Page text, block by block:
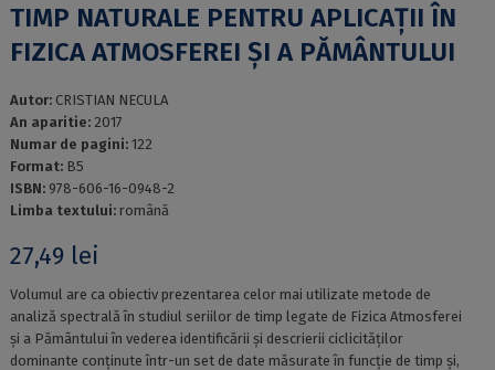
TIMP NATURALE PENTRU APLICAŢII ÎN
FIZICA ATMOSFEREI ŞI A PĂMÂNTULUI
Autor: CRISTIAN NECULA
An aparitie: 2017
Numar de pagini: 122
Format: B5
ISBN: 978-606-16-0948-2
Limba textului: română
27,49 lei
Volumul are ca obiectiv prezentarea celor mai utilizate metode de
analiză spectrală în studiul seriilor de timp legate de Fizica Atmosferei
şi a Pământului în vederea identificării şi descrierii ciclicităţilor
dominante conţinute într-un set de date măsurate în funcţie de timp şi,